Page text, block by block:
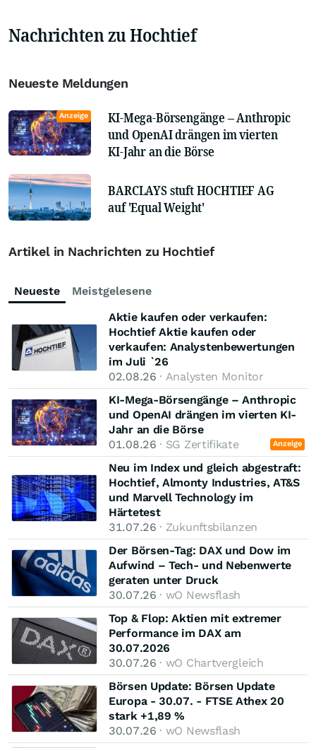
Nachrichten zu Hochtief
Neueste Meldungen
Anzeige
KI-Mega-Börsengänge – Anthropic
und OpenAI drängen im vierten
KI-Jahr an die Börse
BARCLAYS stuft HOCHTIEF AG
auf 'Equal Weight'
Artikel in Nachrichten zu Hochtief
Neueste
Meistgelesene
Aktie kaufen oder verkaufen:
Hochtief Aktie kaufen oder
verkaufen: Analystenbewertungen
im Juli `26
02.08.26 · Analysten Monitor
KI-Mega-Börsengänge – Anthropic
und OpenAI drängen im vierten KI-
Jahr an die Börse
01.08.26 · SG Zertifikate Anzeige
Neu im Index und gleich abgestraft:
Hochtief, Almonty Industries, AT&S
und Marvell Technology im
Härtetest
31.07.26 · Zukunftsbilanzen
Der Börsen-Tag: DAX und Dow im
Aufwind – Tech- und Nebenwerte
geraten unter Druck
30.07.26 · wO Newsflash
Top & Flop: Aktien mit extremer
Performance im DAX am
30.07.2026
30.07.26 · wO Chartvergleich
Börsen Update: Börsen Update
Europa - 30.07. - FTSE Athex 20
stark +1,89 %
30.07.26 · wO Newsflash